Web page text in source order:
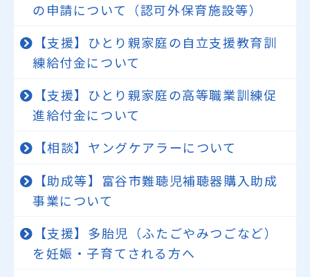
の申請について（認可外保育施設等）
【支援】ひとり親家庭の自立支援教育訓
練給付金について
【支援】ひとり親家庭の高等職業訓練促
進給付金について
【相談】ヤングケアラーについて
【助成等】富谷市難聴児補聴器購入助成
事業について
【支援】多胎児（ふたごやみつごなど）
を妊娠・子育てされる方へ